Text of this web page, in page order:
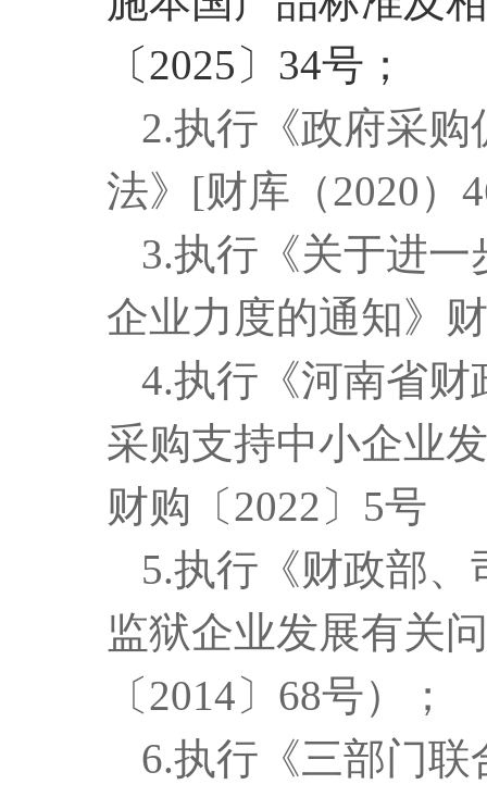
〔2025〕34号；
2.执行《政府采
法》[财库（2020）
3.执行《关于进一
企业力度的通知》
4.执行《河南省财
采购支持中小企业
财购〔2022〕5号
5.执行《财政部
监狱企业发展有关
〔2014〕68号）；
6.执行《三部门